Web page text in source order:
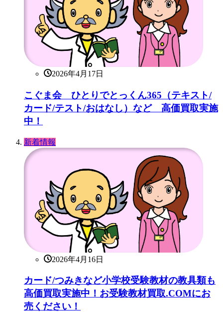
2026年4月17日
こぐま会 ひとりでとっくん365（テキスト/
カード/テスト/おはなし）など 高価買取実施
中！
新着情報
2026年4月16日
カード/つみきなど小学校受験教材の教具類も
高価買取実施中！お受験教材買取.COMにお
売ください！